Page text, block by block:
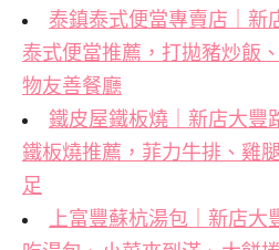
泰鎮泰式便當專賣店｜新
泰式便當推薦，打拋豬炒飯
物友善餐廳
鐵皮屋鐵板燒｜新店大豐
鐵板燒推薦，菲力牛排、雞
足
上富豐蘇杭湯包｜新店大